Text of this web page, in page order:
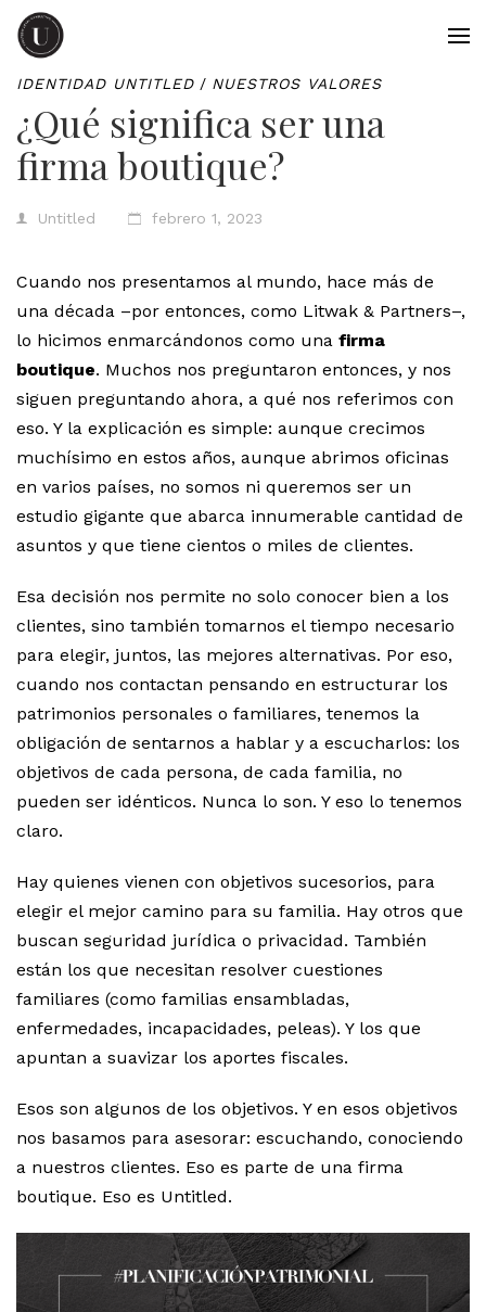
IDENTIDAD UNTITLED / NUESTROS VALORES
¿Qué significa ser una
firma boutique?
Untitled febrero 1, 2023
Cuando nos presentamos al mundo, hace más de
una década –por entonces, como Litwak & Partners–,
lo hicimos enmarcándonos como una firma
boutique. Muchos nos preguntaron entonces, y nos
siguen preguntando ahora, a qué nos referimos con
eso. Y la explicación es simple: aunque crecimos
muchísimo en estos años, aunque abrimos oficinas
en varios países, no somos ni queremos ser un
estudio gigante que abarca innumerable cantidad de
asuntos y que tiene cientos o miles de clientes.
Esa decisión nos permite no solo conocer bien a los
clientes, sino también tomarnos el tiempo necesario
para elegir, juntos, las mejores alternativas. Por eso,
cuando nos contactan pensando en estructurar los
patrimonios personales o familiares, tenemos la
obligación de sentarnos a hablar y a escucharlos: los
objetivos de cada persona, de cada familia, no
pueden ser idénticos. Nunca lo son. Y eso lo tenemos
claro.
Hay quienes vienen con objetivos sucesorios, para
elegir el mejor camino para su familia. Hay otros que
buscan seguridad jurídica o privacidad. También
están los que necesitan resolver cuestiones
familiares (como familias ensambladas,
enfermedades, incapacidades, peleas). Y los que
apuntan a suavizar los aportes fiscales.
Esos son algunos de los objetivos. Y en esos objetivos
nos basamos para asesorar: escuchando, conociendo
a nuestros clientes. Eso es parte de una firma
boutique. Eso es Untitled.